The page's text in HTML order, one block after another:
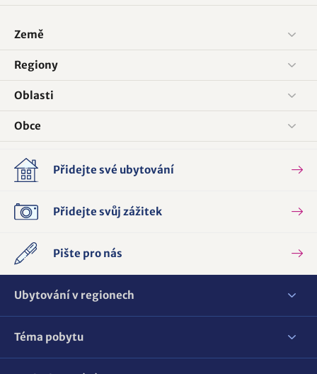
Země
Regiony
Oblasti
Obce
Přidejte své ubytování
Přidejte svůj zážitek
Pište pro nás
Ubytování v regionech
Téma pobytu